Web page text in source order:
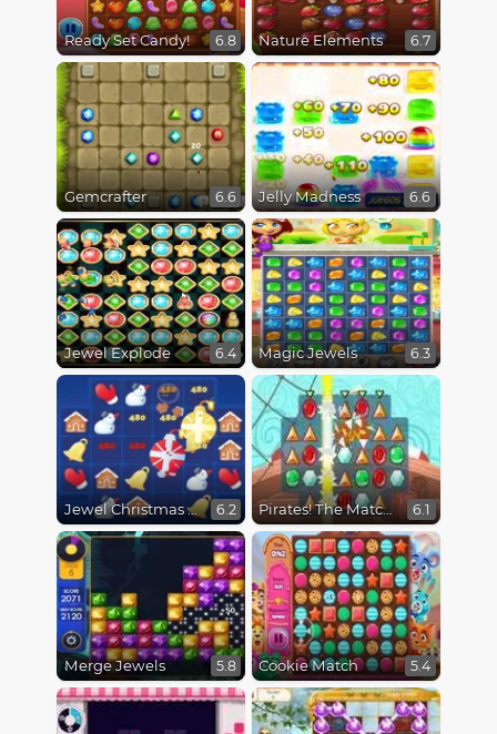
Ready Set Candy! 6.8 Nature Elements 6.7
Gemcrafter 6.6 Jelly Madness 6.6
Jewel Explode 6.4 Magic Jewels 6.3
Jewel Christmas Mania 6.2 Pirates! The Match 3 6.1
Merge Jewels 5.8 Cookie Match 5.4